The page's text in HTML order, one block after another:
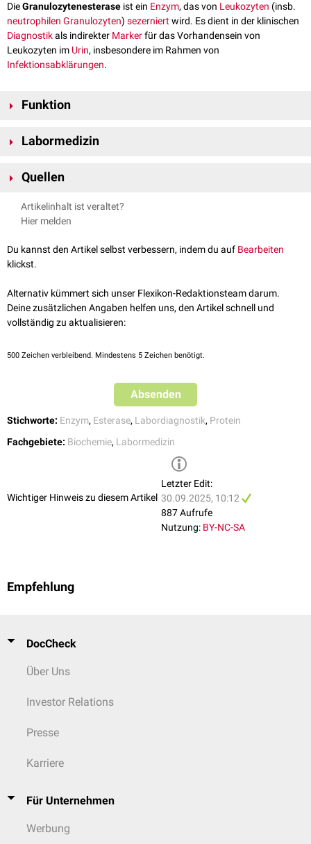
DieGranulozytenesterase ist ein Enzym, das von Leukozyten (insb.
neutrophilen Granulozyten) sezerniertwird. Es dient in der klinischen
Diagnostikals indirekter Markerfür das Vorhandensein von
Leukozyten im Urin, insbesondere im Rahmen von
Infektionsabklärungen.
Funktion
Rahmen entzündlicher Prozesse und ist Teil der
Migration
der Leukozyten in
Labormedizin
Urinteststreifen
Darüber hinaus wird ein Granulozytenesterasetest zur
Diagnostik derperiprothetischen Infektion
Quellen
Mühlhofer et al., Diagnostik der periprothetischen Infektion
Orthopädie, 2021
Artikelinhalt ist veraltet?
Hier melden
Du kannst den Artikel selbst verbessern, indem du auf Bearbeiten
klickst.
Alternativ kümmert sich unser Flexikon-Redaktionsteam darum.
Deine zusätzlichen Angaben helfen uns, den Artikel schnell und
vollständig zu aktualisieren:
500 Zeichen verbleibend. Mindestens 5 Zeichen benötigt.
Absenden
Stichworte: Enzym, Esterase, Labordiagnostik, Protein
Fachgebiete: Biochemie, Labormedizin
Wichtiger Hinweis zu diesem Artikel
Letzter Edit:
30.09.2025, 10:12
887 Aufrufe
Nutzung: BY-NC-SA
Empfehlung
DocCheck
Über Uns
Investor Relations
Presse
Karriere
Für Unternehmen
Werbung